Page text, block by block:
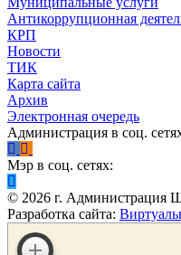
Антикоррупционная
КРП
Новости
ТИК
Карта сайта
Архив
Электронная очередь
Администрация в соц.
Мэр в соц. сетях:
© 2026 г. Администрация
Разработка сайта: